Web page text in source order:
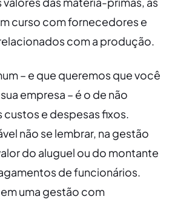
curso com fornecedores e
com a produção.
– e que queremos que você
empresa – é o de não
custos e despesas fixos.
não se lembrar, na gestão
do aluguel ou do montante
de funcionários.
uma gestão com